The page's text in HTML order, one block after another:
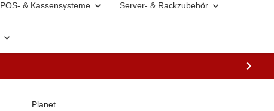
POS- & Kassensysteme Server- & Rackzubehör
Planet